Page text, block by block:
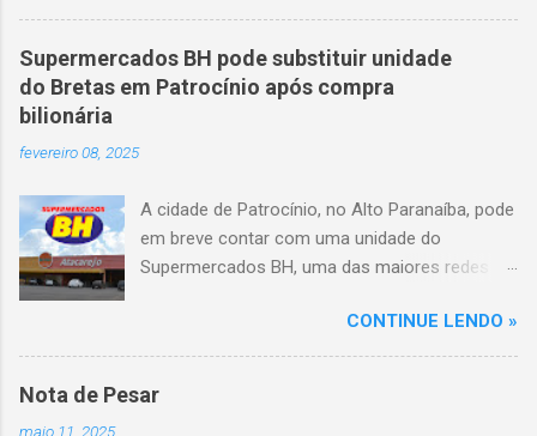
quando o motorista perdeu o controle do
veículo, atravessou o canteiro central e
capotou em uma alça de acesso. Entre as
vítimas fatais, há duas crianças de
Supermercados BH pode substituir unidade
do Bretas em Patrocínio após compra
bilionária
fevereiro 08, 2025
A cidade de Patrocínio, no Alto Paranaíba, pode
em breve contar com uma unidade do
Supermercados BH, uma das maiores redes do
o braço mineiro da rede Bretas por R$ 716
milhões, conforme anunciado na última sexta-
CONTINUE LENDO »
Nota de Pesar
maio 11, 2025